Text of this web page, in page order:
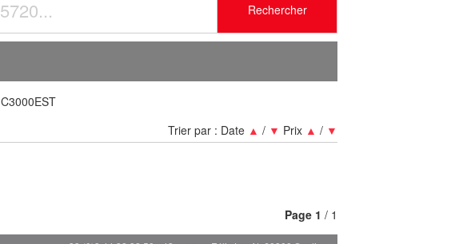
Rechercher
C3000EST
Trier par : Date ▲ / ▼ Prix ▲ / ▼
Page 1 / 1